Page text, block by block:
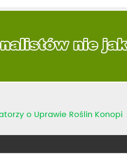
o Uprawie Roślin Konopi